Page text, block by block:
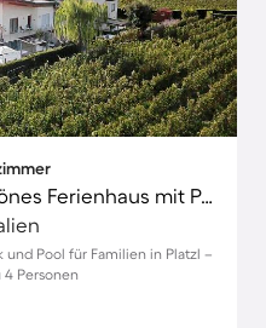
Familienorientiertes schönes Ferienhaus mit Pool, Terrasse und Garten | Bergblick | Ideal für Homeoffice
und Pool für Familien in Platzl –
4 Personen